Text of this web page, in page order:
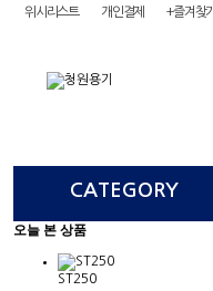
위시리스트 개인결제 +즐겨찾기
CATEGORY
오늘 본 상품
ST250